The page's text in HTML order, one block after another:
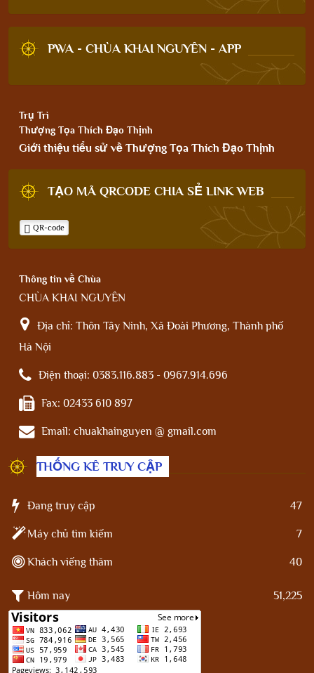
PWA - CHÙA KHAI NGUYÊN - APP
Trụ Trì
Thượng Tọa Thích Đạo Thịnh
Giới thiệu tiểu sử về Thượng Tọa Thích Đạo Thịnh
TẠO MÃ QRCODE CHIA SẺ LINK WEB
QR-code
Thông tin về Chùa
CHÙA KHAI NGUYÊN
Địa chỉ: Thôn Tây Ninh, Xã Đoài Phương, Thành phố
Hà Nội
Điện thoại: 0383.116.883 - 0967.914.696
Fax: 02433 610 897
Email: chuakhainguyen @ gmail.com
THỐNG KÊ TRUY CẬP
Đang truy cập 47
Máy chủ tìm kiếm 7
Khách viếng thăm 40
Hôm nay 51,225